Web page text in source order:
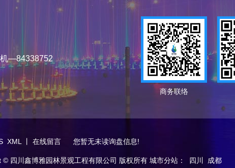
—84338752
商务联络
XML丨 在线留言 您暂无未读询盘信息!
© 四川鑫博雅园林景观工程有限公司 版权所有 城市分站： 四川 成都